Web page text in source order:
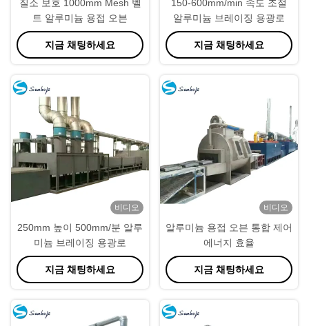
질소 보호 1000mm Mesh 벨
트 알루미늄 용접 오븐
지금 채팅하세요
150-600mm/min 속도 조절
알루미늄 브레이징 용광로
지금 채팅하세요
비디오
250mm 높이 500mm/분 알루
미늄 브레이징 용광로
지금 채팅하세요
비디오
알루미늄 용접 오븐 통합 제어
에너지 효율
지금 채팅하세요